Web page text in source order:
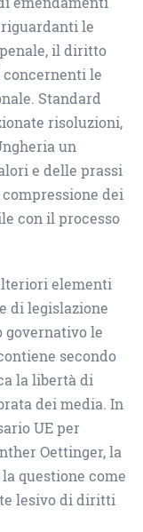
le
il diritto
concernenti le
Standard
risoluzioni,
un
e delle prassi
dei
con il processo
elementi
di legislazione
governativo le
secondo
la libertà di
dei media. In
UE per
Oettinger, la
questione come
lesivo di diritti